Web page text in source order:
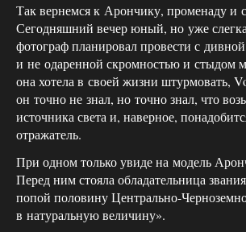
Так вернемся к Арончику, променаду и
Сегодняшний вечер юный, но уже
фотограф планировал провести с
и не одаренной скромностью и стыдом
она хотела в своей жизни штурмовать,
он точно не знал, но точно знал, что
источника света и, наверное,
отражатель.
При одном только увиде на модель
Перед ним стояла обладательница
попой половину Центрально-
в натуральную величину».